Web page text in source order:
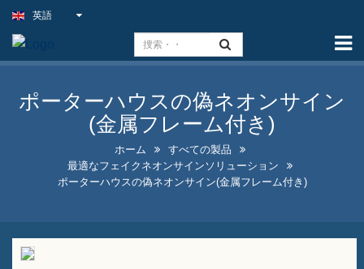
能力
スリムライトサイン
屋外パブの看板
屋内ビジネス看板をお得な価
格で提供
ソリューション
英語
ポーターハウスの偽ネオンサイン
(金属フレーム付き)
ホーム
すべての製品
最適なフェイクネオンサインソリューション
ポーターハウスの偽ネオンサイン(金属フレーム付き)